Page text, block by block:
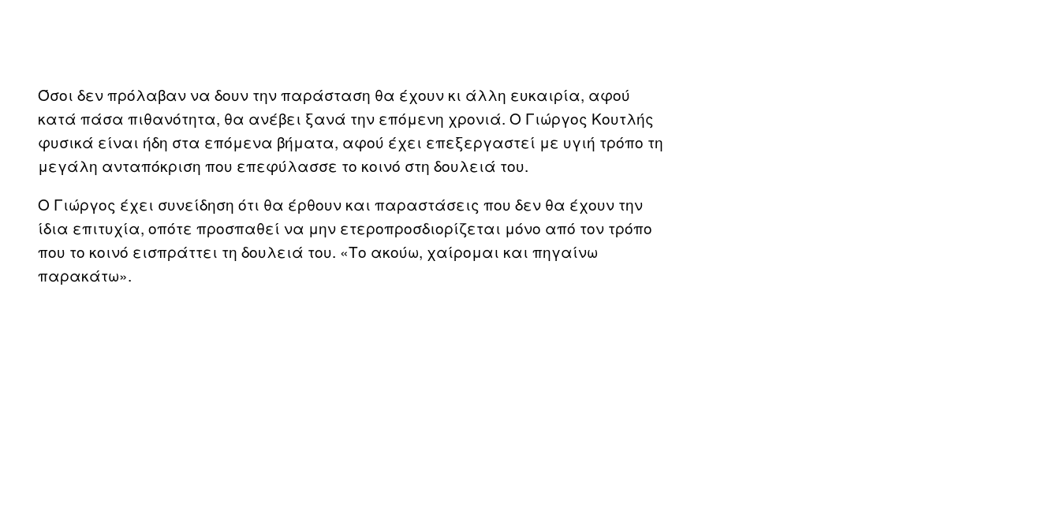
Όσοι δεν πρόλαβαν να δουν την παράσταση θα έχουν κι άλλη ευκαιρία, αφού
κατά πάσα πιθανότητα, θα ανέβει ξανά την επόμενη χρονιά. Ο Γιώργος Κουτλής
φυσικά είναι ήδη στα επόμενα βήματα, αφού έχει επεξεργαστεί με υγιή τρόπο τη
μεγάλη ανταπόκριση που επεφύλασσε το κοινό στη δουλειά του.
Ο Γιώργος έχει συνείδηση ότι θα έρθουν και παραστάσεις που δεν θα έχουν την
ίδια επιτυχία, οπότε προσπαθεί να μην ετεροπροσδιορίζεται μόνο από τον τρόπο
που το κοινό εισπράττει τη δουλειά του. «Το ακούω, χαίρομαι και πηγαίνω
παρακάτω».